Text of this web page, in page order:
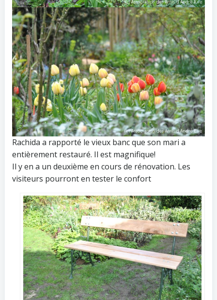
Rachida a rapporté le vieux banc que son mari a
entièrement restauré. Il est magnifique!
Il y en a un deuxième en cours de rénovation. Les
visiteurs pourront en tester le confort